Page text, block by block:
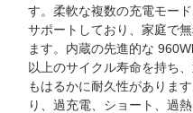
す。柔軟な複数の充電モー
サポートしており、家庭で
ます。内蔵の先進的な
以上のサイクル寿命を持ち
もはるかに耐久性がありま
り、過充電、ショート、過